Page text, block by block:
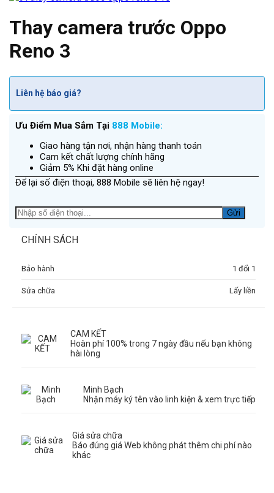
Thay camera trước Oppo
Reno 3
Liên hệ báo giá?
Ưu Điểm Mua Sắm Tại 888 Mobile:
Giao hàng tận nơi, nhận hàng thanh toán
Cam kết chất lượng chính hãng
Giảm 5% Khi đặt hàng online
Để lại số điện thoại, 888 Mobile sẽ liên hệ ngay!
CHÍNH SÁCH
Bảo hành 1 đổi 1
Sửa chữa Lấy liền
CAM KẾT
Hoàn phí 100% trong 7 ngày đầu nếu bạn không
hài lòng
Minh Bạch
Nhận máy ký tên vào linh kiện & xem trực tiếp
Giá sửa chữa
Báo đúng giá Web không phát thêm chi phí nào
khác